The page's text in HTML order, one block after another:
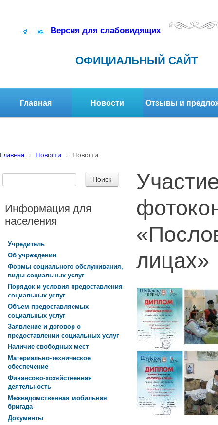
Версия для слабовидящих
ОФИЦИАЛЬНЫЙ САЙТ
Главная Новости Отзывы и
Главная Новости Новости
лицах»
Информация для
населения
Учредитель
Об учреждении
Формы социального обслуживания,
виды социальных услуг
Порядок и условия предоставления
социальных услуг
Объем предоставляемых
социальных услуг
Заявление и договор о
предоставлении социальных услуг
Наличие свободных мест
Материально-техническое
обеспечение
Финансово-хозяйственная
деятельность
Межведомственная мобильная
бригада
Документы